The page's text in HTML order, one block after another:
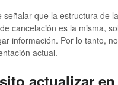
señalar que la estructura de
cancelación es la misma,
información. Por lo tanto,
actual.